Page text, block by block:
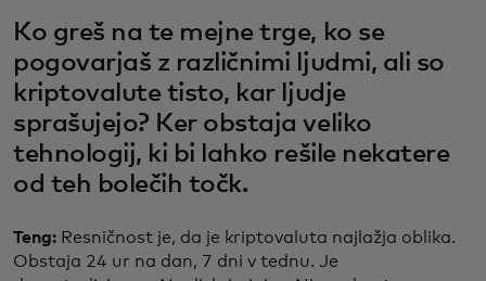
Ko greš na te mejne trge, ko se
pogovarjaš z različnimi ljudmi, ali so
kriptovalute tisto, kar ljudje
sprašujejo? Ker obstaja veliko
tehnologij, ki bi lahko rešile nekatere
od teh bolečih točk.
Teng: Resničnost je, da je kriptovaluta najlažja oblika.
Obstaja 24 ur na dan, 7 dni v tednu. Je